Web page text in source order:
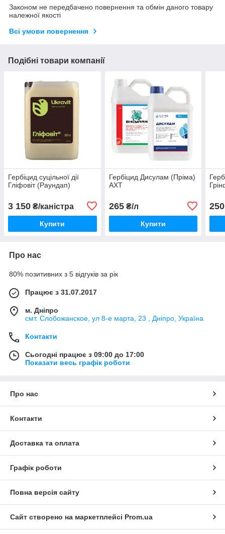
Законом не передбачено повернення та обмін даного товару
належної якості
Всі умови повернення
Подібні товари компанії
Гербіцид суцільної дії
Гліфовіт (Раундап)
3 150 ₴/каністра
Купити
Гербіцид Дисулам (Пріма)
АХТ
265₴/л
Купити
250
Про нас
80% позитивних з 5 відгуків за рік
Працює з 31.07.2017
м. Дніпро
смт. Слобожанское, ул 8-е марта, 23 , Дніпро, Україна
Контакти
Сьогодні працює з 09:00 до 17:00
Показати весь графік роботи
Про нас
Контакти
Доставка та оплата
Графік роботи
Повна версія сайту
Сайт створено на маркетплейсі Prom.ua